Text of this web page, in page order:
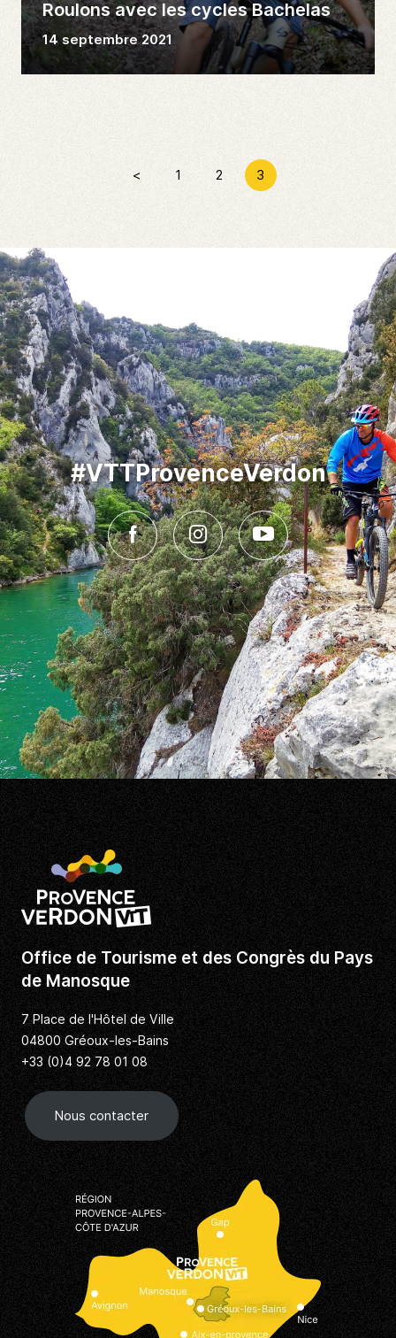
Roulons avec les cycles Bachelas
14 septembre 2021
< 1 2 3
#VTTProvenceVerdon
FacebookInstagramYoutube
Office de Tourisme et des Congrès du Pays
de Manosque
7 Place de l'Hôtel de Ville
04800 Gréoux-les-Bains
+33 (0)4 92 78 01 08
Nous contacter